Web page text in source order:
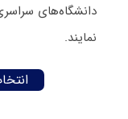
دانشگاه‌های
نمایند.